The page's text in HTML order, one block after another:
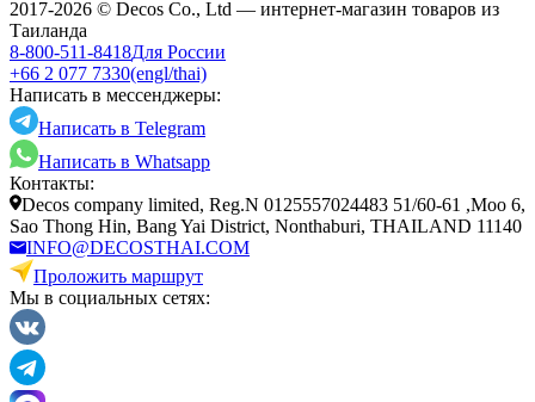
2017-2026 © Decos Co., Ltd — интернет-магазин товаров из
Таиланда
8-800-511-8418Для России
+66 2 077 7330(engl/thai)
Написать в мессенджеры:
Написать в Telegram
Написать в Whatsapp
Контакты:
Decos company limited, Reg.N 0125557024483 51/60-61 ,Moo 6,
Sao Thong Hin, Bang Yai District, Nonthaburi, THAILAND 11140
INFO@DECOSTHAI.COM
Проложить маршрут
Мы в социальных сетях: